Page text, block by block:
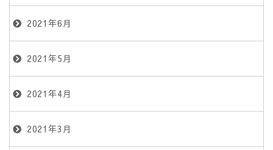
2021年6月
2021年5月
2021年4月
2021年3月